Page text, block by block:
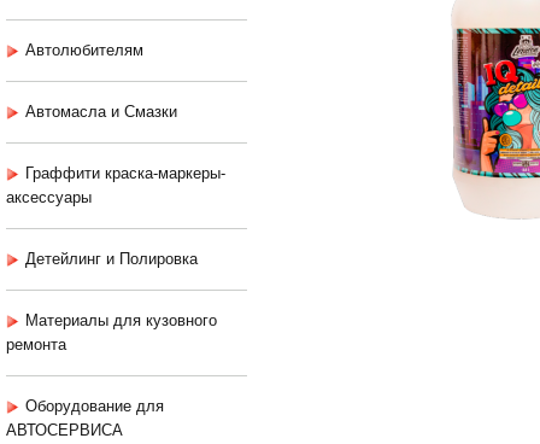
Автолюбителям
Автомасла и Смазки
Граффити краска-маркеры-
аксессуары
Детейлинг и Полировка
Материалы для кузовного
ремонта
Оборудование для
АВТОСЕРВИСА